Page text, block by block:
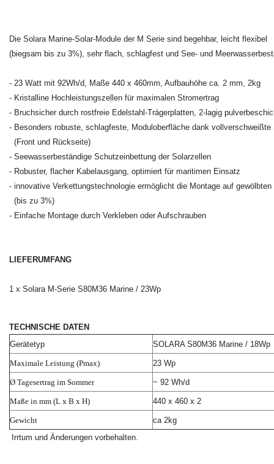
Die Solara Marine-Solar-Module der M Serie sind begehbar, leicht flexibel
(biegsam bis zu 3%), sehr flach, schlagfest und See- und
- 23 Watt mit 92Wh/d, Maße 440 x 460mm, Aufbauhöhe ca. 2 mm, 2kg
- Kristalline Hochleistungszellen für maximalen Stromertrag
- Bruchsicher durch rostfreie Edelstahl-Trägerplatten, 2-lagig
- Besonders robuste, schlagfeste, Moduloberfläche dank vollverschweißte
(Front und Rückseite)
- Seewasserbeständige Schutzeinbettung der Solarzellen
- Robuster, flacher Kabelausgang, optimiert für maritimen Einsatz
- innovative Verkettungstechnologie ermöglicht die Montage auf gewölbten
(bis zu 3%)
- Einfache Montage durch Verkleben oder Aufschrauben
LIEFERUMFANG
1 x Solara M-Serie S80M36 Marine / 23Wp
TECHNISCHE DATEN
Gerätetyp
SOLARA S80M36 Marine / 18Wp
Maximale Leistung (Pmax) 23 Wp
Ø Tagesertrag im Sommer ~ 92 Wh/d
Maße in mm (L x B x H) 440 x 460 x 2
Gewicht
ca 2kg
Irrtum und Änderungen vorbehalten.